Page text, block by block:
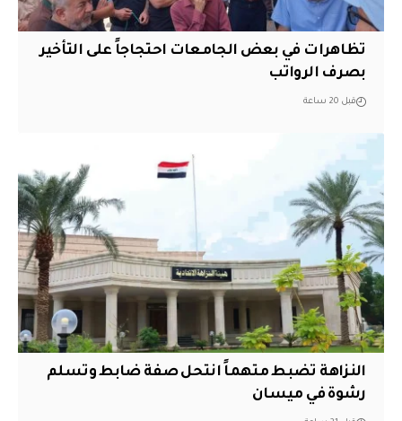
تظاهرات في بعض الجامعات احتجاجاً على التأخير
بصرف الرواتب
قبل 20 ساعة
النزاهة تضبط متهماً انتحل صفة ضابط وتسلم
رشوة في ميسان